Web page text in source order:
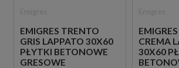
EMIGRES TRENTO
GRIS LAPPATO 30X60
PŁYTKI BETONOWE
GRESOWE
CREMA
30X60